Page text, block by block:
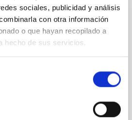
sociales, publicidad y análisis
con otra información
o que hayan recopilado a
hecho de sus servicios.
Espacial
Cortés, visita el IAC
Espacial Española, Juan
de Canarias (IAC) donde ha
la sede central del Instituto